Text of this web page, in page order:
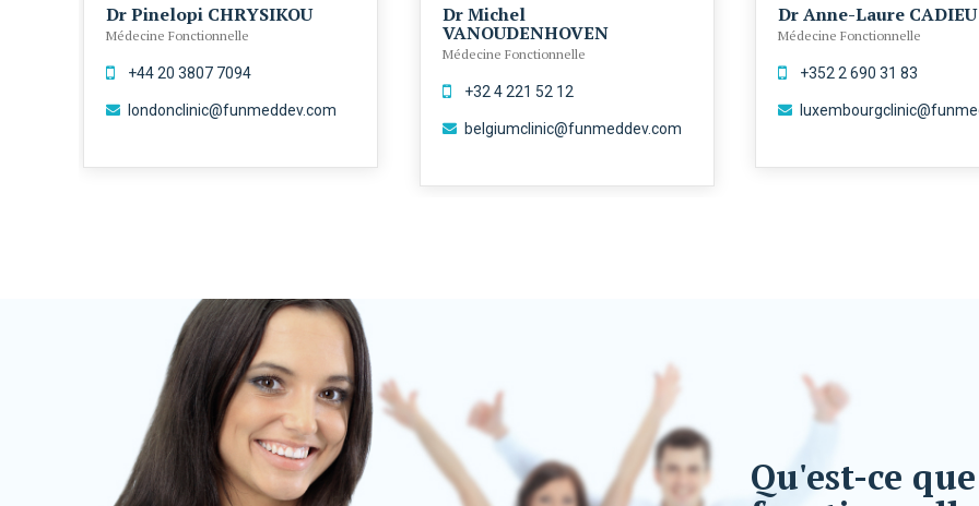
Dr Pinelopi CHRYSIKOU
Médecine Fonctionnelle
+44 20 3807 7094
londonclinic@funmeddev.com
Dr Michel
VANOUDENHOVEN
Médecine Fonctionnelle
+32 4 221 52 12
belgiumclinic@funmeddev.com
Dr Anne-Laure CADIEU
Médecine Fonctionnelle
‭+352 2 690 31 83‬
Qu'est-ce